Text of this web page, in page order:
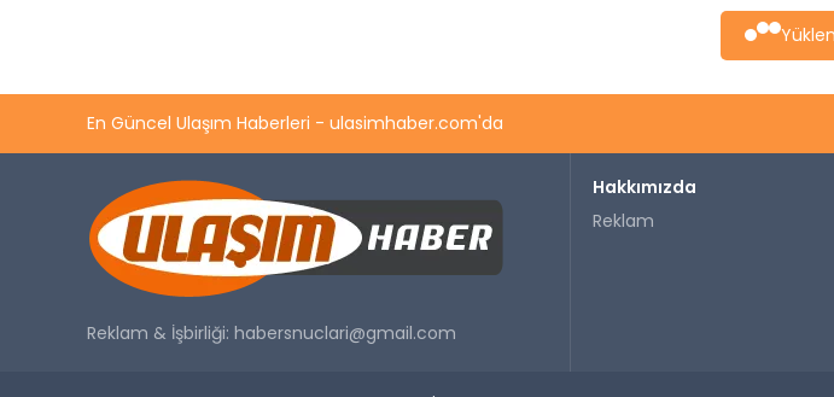
En Güncel Ulaşım Haberleri - ulasimhaber.com'da
Reklam & İşbirliği: habersnuclari@gmail.com
Hakkımızda
Reklam